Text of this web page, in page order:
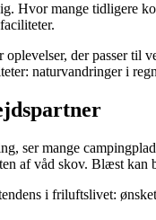
Hvor mange tidligere
oplevelser, der passer
naturvandringer i
ser mange
af våd skov. Blæst
i friluftslivet: